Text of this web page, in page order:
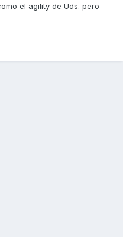
el agility de Uds. pero